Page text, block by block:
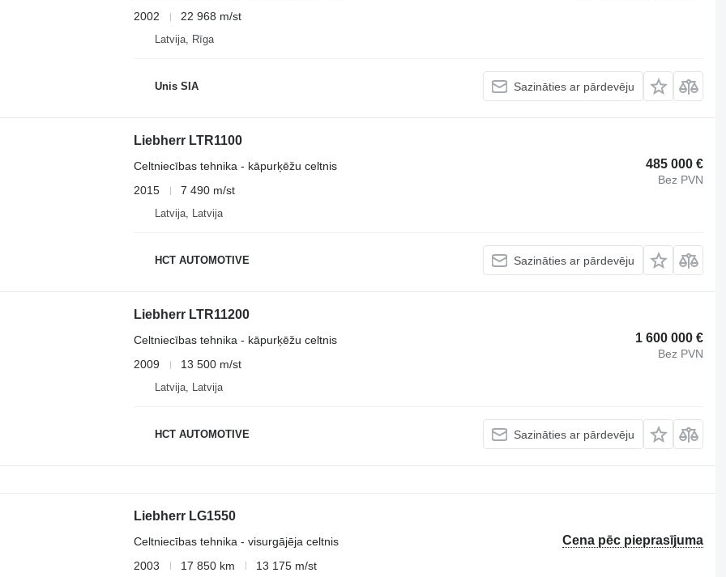
2002
22 968 m/st
Latvija, Rīga
Unis SIA Sazināties ar pārdevēju
Liebherr LTR1100
485 000 €
Bez PVN
Celtniecības tehnika - kāpurķēžu celtnis
2015
7 490 m/st
Latvija, Latvija
HCT AUTOMOTIVE Sazināties ar pārdevēju
Liebherr LTR11200
1 600 000 €
Bez PVN
Celtniecības tehnika - kāpurķēžu celtnis
2009
13 500 m/st
Latvija, Latvija
HCT AUTOMOTIVE Sazināties ar pārdevēju
Liebherr LG1550
Cena pēc pieprasījuma
Celtniecības tehnika - visurgājēja celtnis
2003
17 850 km
13 175 m/st